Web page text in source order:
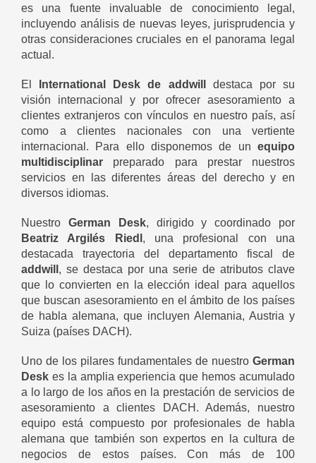
es una fuente invaluable de conocimiento legal,
incluyendo análisis de nuevas leyes, jurisprudencia y
otras consideraciones cruciales en el panorama legal
actual.
El International Desk de addwill destaca por su
visión internacional y por ofrecer asesoramiento a
clientes extranjeros con vínculos en nuestro país, así
como a clientes nacionales con una vertiente
internacional. Para ello disponemos de un equipo
multidisciplinar preparado para prestar nuestros
servicios en las diferentes áreas del derecho y en
diversos idiomas.
Nuestro German Desk, dirigido y coordinado por
Beatriz Argilés Riedl , una profesional con una
destacada trayectoria del departamento fiscal de
addwill , se destaca por una serie de atributos clave
que lo convierten en la elección ideal para aquellos
que buscan asesoramiento en el ámbito de los países
de habla alemana, que incluyen Alemania, Austria y
Suiza (países DACH).
Uno de los pilares fundamentales de nuestro German
Desk es la amplia experiencia que hemos acumulado
a lo largo de los años en la prestación de servicios de
asesoramiento a clientes DACH. Además, nuestro
equipo está compuesto por profesionales de habla
alemana que también son expertos en la cultura de
negocios de estos países. Con más de 100